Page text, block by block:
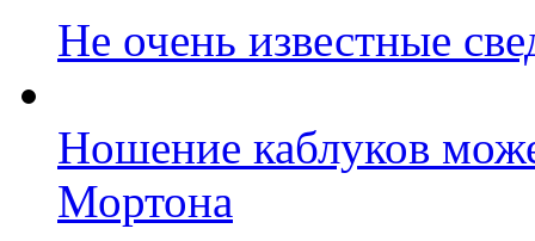
Не очень известные
Ношение каблуков
Мортона